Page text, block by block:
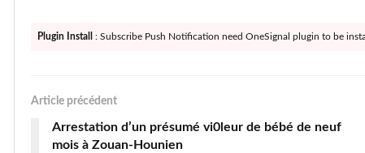
Plugin Install : Subscribe Push Notification need OneSignal plugin to be
Article précédent
Arrestation d’un présumé vi0leur de bébé de neuf
mois à Zouan-Hounien